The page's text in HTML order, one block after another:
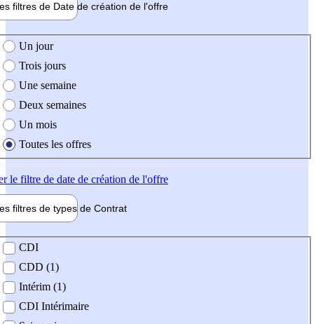
filtres de Date de création de l'offre
création de l'offre
Un jour
Trois jours
Une semaine
Deux semaines
Un mois
Toutes les offres
le filtre de date de création de l'offre
filtres de types de Contrat
contrat
CDI
CDD (1)
Intérim (1)
CDI Intérimaire